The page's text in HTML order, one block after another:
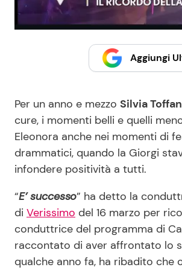
Aggiungi
Per un anno e mezzo Silvia
cure, i momenti belli e quelli
Eleonora anche nei momenti di
drammatici, quando la Giorgi
infondere positività a tutti.
“E’ successo” ha detto la
di Verissimo del 16 marzo per
conduttrice del programma di
raccontato di aver affrontato lo
qualche anno fa, ha ribadito che